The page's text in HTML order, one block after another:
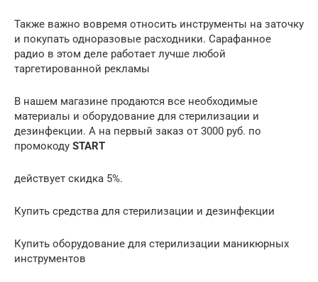
Также важно вовремя относить инструменты на заточку
и покупать одноразовые расходники. Сарафанное
радио в этом деле работает лучше любой
таргетированной рекламы
В нашем магазине продаются все необходимые
материалы и оборудование для стерилизации и
дезинфекции. А на первый заказ от 3000 руб. по
промокоду START
действует скидка 5%.
Купить средства для стерилизации и дезинфекции
Купить оборудование для стерилизации маникюрных
инструментов